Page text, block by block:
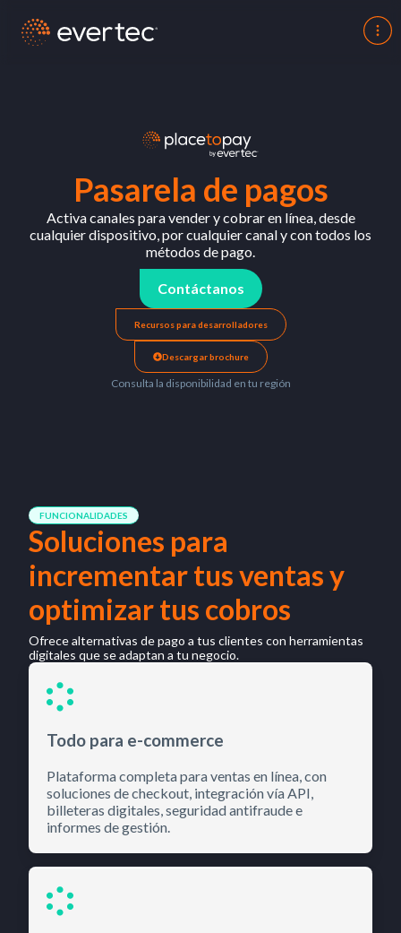
Pasarela de pagos
Activacanales para vender y cobrarenlínea, desde
cualquierdispositivo, porcualquiercanal ycontodos los
métodos de pago.
Contáctanos
Recursos para desarrolladores
Descargar brochure
Consulta la disponibilidad en tu región
FUNCIONALIDADES
Soluciones para
incrementar tus ventas y
optimizar tus cobros
Ofrece alternativas de pago a tus clientes con herramientas
digitales que se adaptan a tu negocio.
Todo para e-commerce
Plataforma completa para ventas en línea, con
soluciones de checkout, integración vía API,
billeteras digitales, seguridad antifraude e
informes de gestión.